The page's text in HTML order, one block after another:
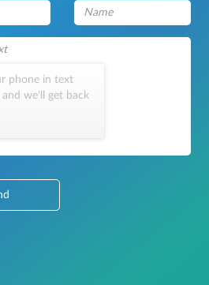
phone in text
and we'll get back